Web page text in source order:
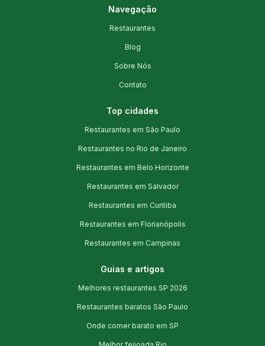
Navegação
Restaurantes
Blog
Sobre Nós
Contato
Top cidades
Restaurantes em São Paulo
Restaurantes no Rio de Janeiro
Restaurantes em Belo Horizonte
Restaurantes em Salvador
Restaurantes em Curitiba
Restaurantes em Florianópolis
Restaurantes em Campinas
Guias e artigos
Melhores restaurantes SP 2026
Restaurantes baratos São Paulo
Onde comer barato em SP